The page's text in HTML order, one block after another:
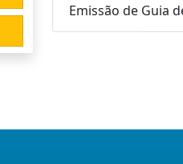
Emissão de Guia